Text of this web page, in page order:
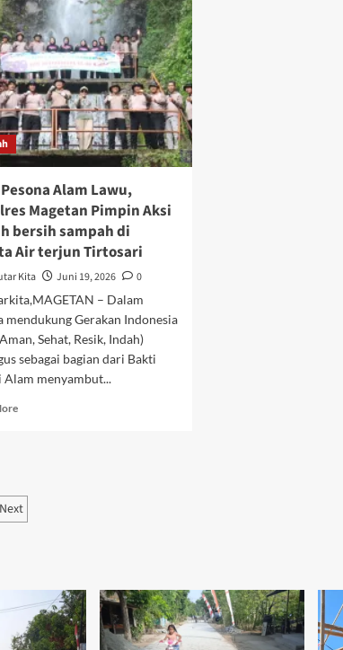
dan
Pameran
UMKM
Hari
Bhayangkara
ke-
80,
Dorong
Pertumbuhan
Ekonomi
Alam Lawu,
Magetan Pimpin Aksi
bersih sampah di
Air terjun Tirtosari
Kita Juni 19, 2026
0
– Dalam
mendukung Gerakan Indonesia
Sehat, Resik, Indah)
sebagai bagian dari Bakti
Alam menyambut...
Read
Lawu,
Kapolres
Bersih
bersih
sampah
di
Next